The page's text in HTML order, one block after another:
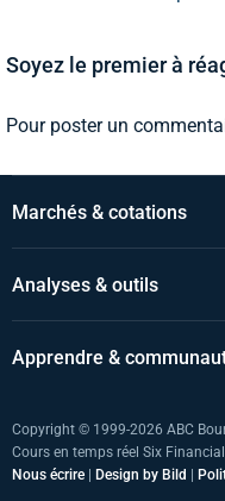
Soyez le premier à
Pour poster un
Marchés & cotations
Analyses & outils
Apprendre &
Copyright © 1999-2026 ABC
Cours en temps réel Six
Nous écrire
Design by Bild